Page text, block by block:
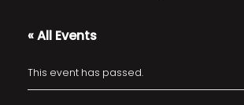
« All Events
This event has passed.